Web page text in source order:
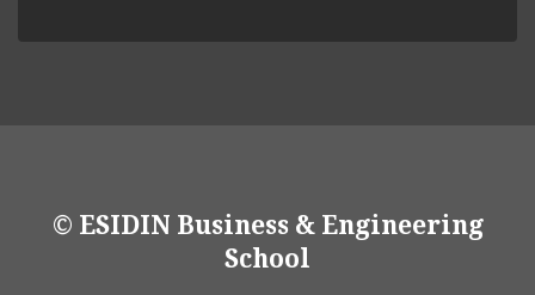
© ESIDIN Business & Engineering
School